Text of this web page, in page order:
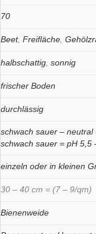
70
Beet, Freifläche
halbschattig sonnig
frischer Boden
durchlässig
schwach sauer – neutral
schwach sauer = pH 5,5
einzeln oder in kleinen
30 – 40 cm = (7 – 9/qm)
Bienenweide